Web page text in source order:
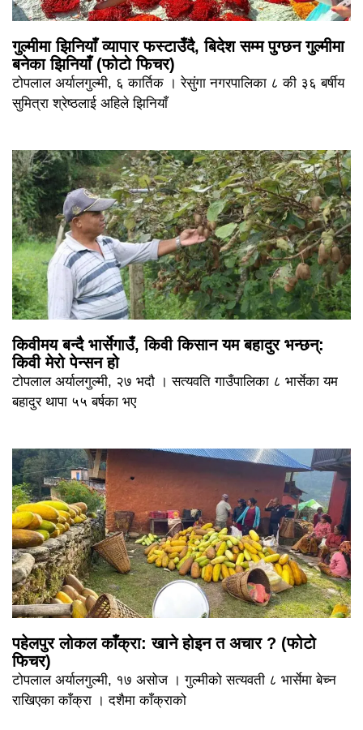
गुल्मीमा झिनियाँ व्यापार फस्टाउँदै, बिदेश सम्म पुग्छन गुल्मीमा
बनेका झिनियाँ (फोटो फिचर)
टोपलाल अर्यालगुल्मी, ६ कार्तिक । रेसुंगा नगरपालिका ८ की ३६ बर्षीय
सुमित्रा श्रेष्ठलाई अहिले झिनियाँ
किवीमय बन्दै भार्सेगाउँ, किवी किसान यम बहादुर भन्छन्:
किवी मेरो पेन्सन हो
टोपलाल अर्यालगुल्मी, २७ भदौ । सत्यवति गाउँपालिका ८ भार्सेका यम
बहादुर थापा ५५ बर्षका भए
पहेलपुर लोकल काँक्रा: खाने होइन त अचार ? (फोटो
फिचर)
टोपलाल अर्यालगुल्मी, १७ असोज । गुल्मीको सत्यवती ८ भार्सेमा बेच्न
राखिएका काँक्रा । दशैमा काँक्राको